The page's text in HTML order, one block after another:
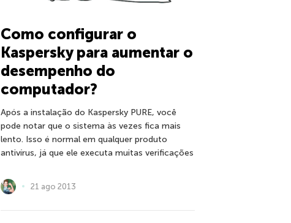
Como configurar o
Kaspersky para aumentar o
desempenho do
computador?
Após a instalação do Kaspersky PURE, você
pode notar que o sistema às vezes fica mais
lento. Isso é normal em qualquer produto
antivírus, já que ele executa muitas verificações
21 ago 2013